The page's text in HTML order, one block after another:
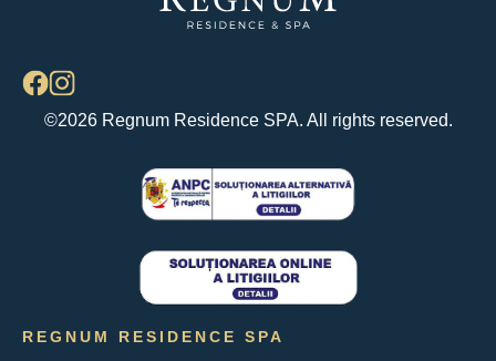
©2026 Regnum Residence SPA. All rights reserved.
REGNUM RESIDENCE SPA